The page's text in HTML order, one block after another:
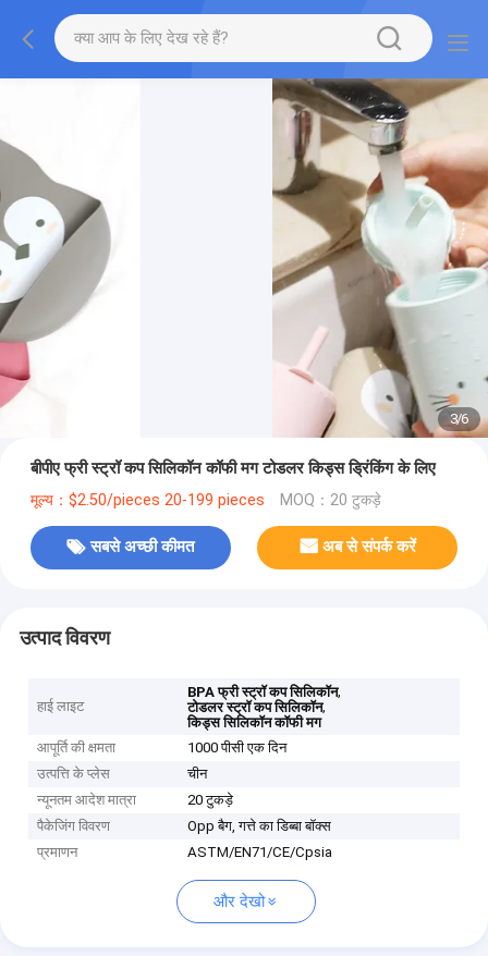
3/6
बीपीए फ्री स्ट्रॉ कप सिलिकॉन कॉफी मग टोडलर किड्स ड्रिंकिंग के लिए
मूल्य：$2.50/pieces 20-199 pieces MOQ：20 टुकड़े
सबसे अच्छी कीमत अब से संपर्क करें
उत्पाद विवरण
हाई लाइट
BPA फ्री स्ट्रॉ कप सिलिकॉन,
टोडलर स्ट्रॉ कप सिलिकॉन,
किड्स सिलिकॉन कॉफी मग
आपूर्ति की क्षमता
1000 पीसी एक दिन
उत्पत्ति के प्लेस
चीन
न्यूनतम आदेश मात्रा
20 टुकड़े
पैकेजिंग विवरण
Opp बैग, गत्ते का डिब्बा बॉक्स
प्रमाणन
ASTM/EN71/CE/Cpsia
और देखो